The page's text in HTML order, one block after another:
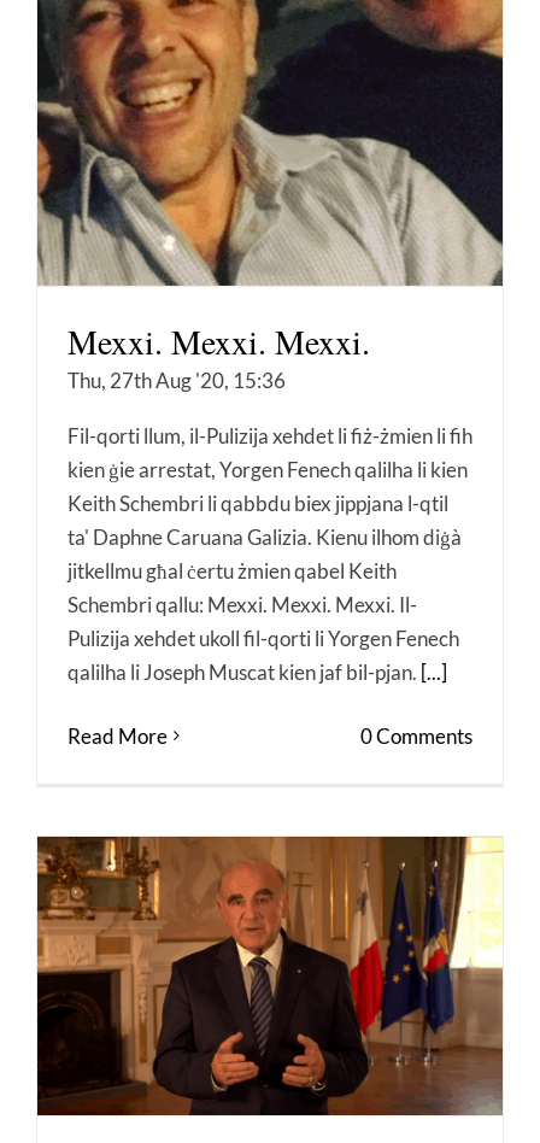
Mexxi. Mexxi. Mexxi.
Thu, 27th Aug '20, 15:36
Fil-qorti llum, il-Pulizija xehdet li fiż-żmien li fih
kien ġie arrestat, Yorgen Fenech qalilha li kien
Keith Schembri li qabbdu biex jippjana l-qtil
ta' Daphne Caruana Galizia. Kienu ilhom diġà
jitkellmu għal ċertu żmien qabel Keith
Schembri qallu: Mexxi. Mexxi. Mexxi. Il-
Pulizija xehdet ukoll fil-qorti li Yorgen Fenech
qalilha li Joseph Muscat kien jaf bil-pjan. [...]
Read More 0 Comments